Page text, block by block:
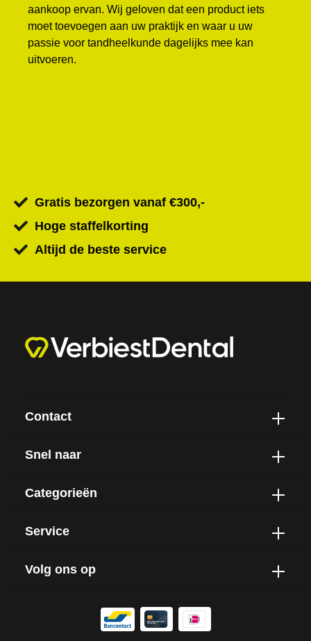
aankoop ervan. Wij geloven dat een product iets
moet toevoegen aan uw praktijk en waar u uw
passie voor tandheelkunde dagelijks mee kan
uitvoeren.
Gratis bezorgen vanaf €300,-
Hoge staffelkorting
Altijd de beste service
Contact
Snel naar
Categorieën
Service
Volg ons op